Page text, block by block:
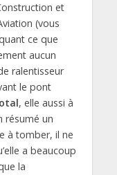
et
(vous
ce que
aucun
ralentisseur
le pont
, elle aussi à
résumé un
à tomber, il ne
a beaucoup
la